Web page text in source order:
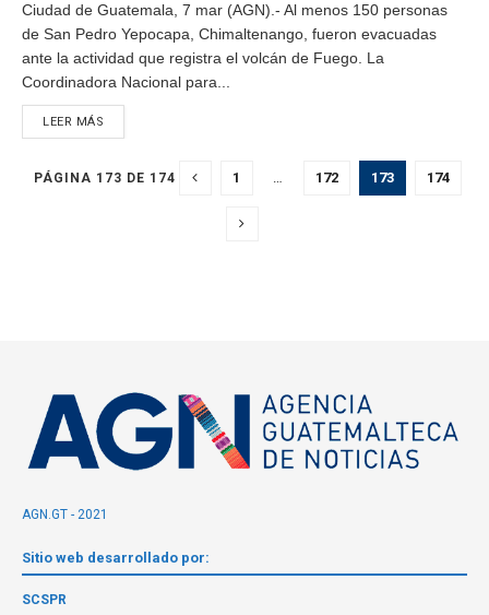
Ciudad de Guatemala, 7 mar (AGN).- Al menos 150 personas
de San Pedro Yepocapa, Chimaltenango, fueron evacuadas
ante la actividad que registra el volcán de Fuego. La
Coordinadora Nacional para...
LEER MÁS
PÁGINA 173 DE 174 1 … 172 173 174
AGN.GT - 2021
Sitio web desarrollado por:
SCSPR